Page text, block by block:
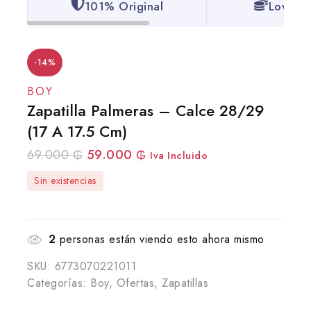
101% Original Lowest
-14%
BOY
Zapatilla Palmeras – Calce 28/29
(17 A 17.5 Cm)
69.000₲ 59.000 ₲ Iva Incluido
Sin existencias
2 personas están viendo esto ahora mismo
SKU: 6773070221011
Categorías: Boy, Ofertas, Zapatillas